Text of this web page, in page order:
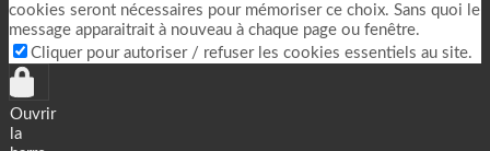
cookies seront nécessaires pour mémoriser ce choix. Sans quoi le
message apparaitrait à nouveau à chaque page ou fenêtre.
Cliquer pour autoriser / refuser les cookies essentiels au site.
Ouvrir
la